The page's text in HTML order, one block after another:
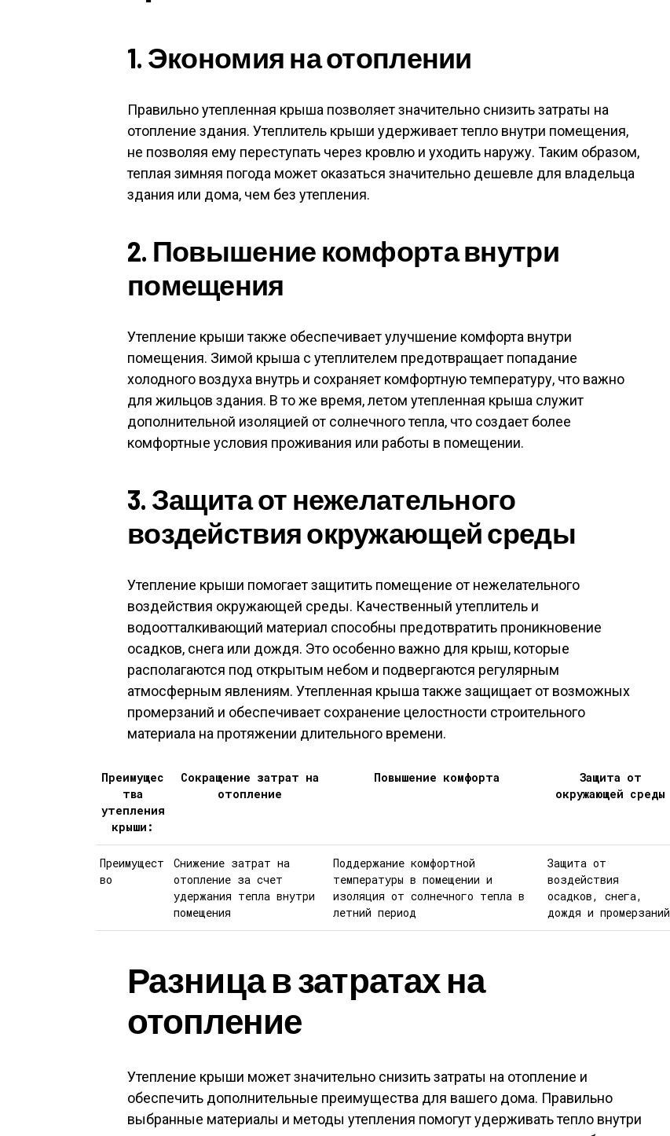
1. Экономия на отоплении
Правильно утепленная крыша позволяет значительно снизить затраты на
отопление здания. Утеплитель крыши удерживает тепло внутри помещения,
не позволяя ему переступать через кровлю и уходить наружу. Таким образом,
теплая зимняя погода может оказаться значительно дешевле для владельца
здания или дома, чем без утепления.
2. Повышение комфорта внутри
помещения
Утепление крыши также обеспечивает улучшение комфорта внутри
помещения. Зимой крыша с утеплителем предотвращает попадание
холодного воздуха внутрь и сохраняет комфортную температуру, что важно
для жильцов здания. В то же время, летом утепленная крыша служит
дополнительной изоляцией от солнечного тепла, что создает более
комфортные условия проживания или работы в помещении.
3. Защита от нежелательного
воздействия окружающей среды
Утепление крыши помогает защитить помещение от нежелательного
воздействия окружающей среды. Качественный утеплитель и
водоотталкивающий материал способны предотвратить проникновение
осадков, снега или дождя. Это особенно важно для крыш, которые
располагаются под открытым небом и подвергаются регулярным
атмосферным явлениям. Утепленная крыша также защищает от возможных
промерзаний и обеспечивает сохранение целостности строительного
материала на протяжении длительного времени.
Преимущес
тва
утепления
крыши:
Сокращение затрат на
отопление
Повышение комфорта
Защита от
окружающей среды
Преимущест
во
Снижение затрат на
отопление за счет
удержания тепла внутри
помещения
Поддержание комфортной
температуры в помещении и
изоляция от солнечного тепла в
летний период
Защита от
воздействия
осадков, снега,
дождя и промерзаний
Разница в затратах на
отопление
Утепление крыши может значительно снизить затраты на отопление и
обеспечить дополнительные преимущества для вашего дома. Правильно
выбранные материалы и методы утепления помогут удерживать тепло внутри